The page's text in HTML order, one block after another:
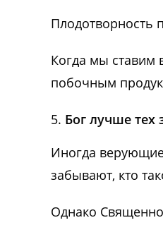
Плодотворность
Когда мы ставим
побочным
Бог лучше тех
Иногда верующие
забывают, кто
Однако